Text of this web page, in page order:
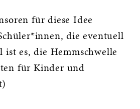
für diese Idee
die eventuell
es, die Hemmschwelle
für Kinder und